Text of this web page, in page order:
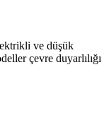
ve düşük
çevre duyarlılığı